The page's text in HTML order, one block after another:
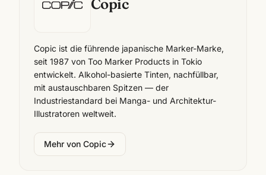
Copic
Copic ist die führende japanische Marker-Marke,
seit 1987 von Too Marker Products in Tokio
entwickelt. Alkohol-basierte Tinten, nachfüllbar,
mit austauschbaren Spitzen — der
Industriestandard bei Manga- und Architektur-
Illustratoren weltweit.
Mehr von Copic